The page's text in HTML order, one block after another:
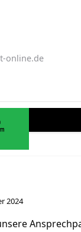
online.de
2024